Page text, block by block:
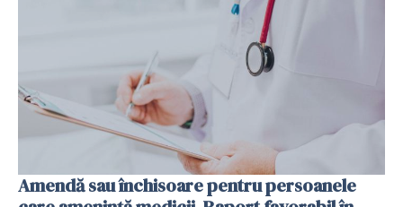
Amendă sau închisoare pentru persoanele